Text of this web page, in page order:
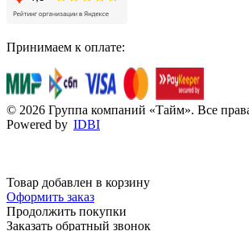
Принимаем к оплате:
© 2026 Группа компаний «Тайм». Все
Powered by IDBI
Товар добавлен в корзину
Оформить заказ
Продолжить покупки
Заказать обратный звонок